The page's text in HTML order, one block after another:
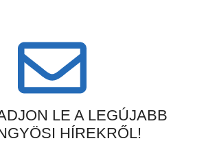
LE A LEGÚJABB
HÍREKRŐL!